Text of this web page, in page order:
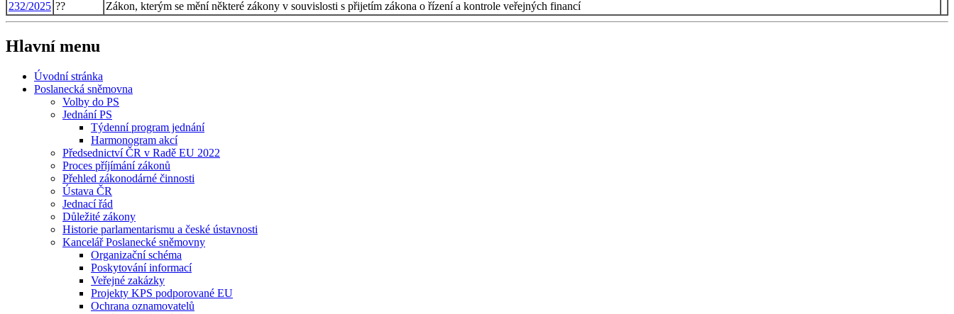
232/2025 ?? Zákon, kterým se mění některé zákony v souvislosti s přijetím zákona o řízení a kontrole veřejných financí
Hlavní menu
Úvodní stránka
Poslanecká sněmovna
Volby do PS
Jednání PS
Týdenní program jednání
Harmonogram akcí
Předsednictví ČR v Radě EU 2022
Proces příjímání zákonů
Přehled zákonodárné činnosti
Ústava ČR
Jednací řád
Důležité zákony
Historie parlamentarismu a české ústavnosti
Kancelář Poslanecké sněmovny
Organizační schéma
Poskytování informací
Veřejné zakázky
Projekty KPS podporované EU
Ochrana oznamovatelů